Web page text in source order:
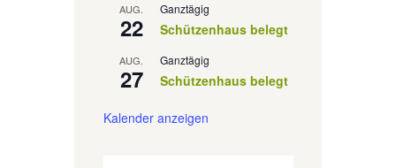
AUG.
22
Ganztägig
Schützenhaus belegt
AUG.
27
Ganztägig
Schützenhaus belegt
Kalender anzeigen